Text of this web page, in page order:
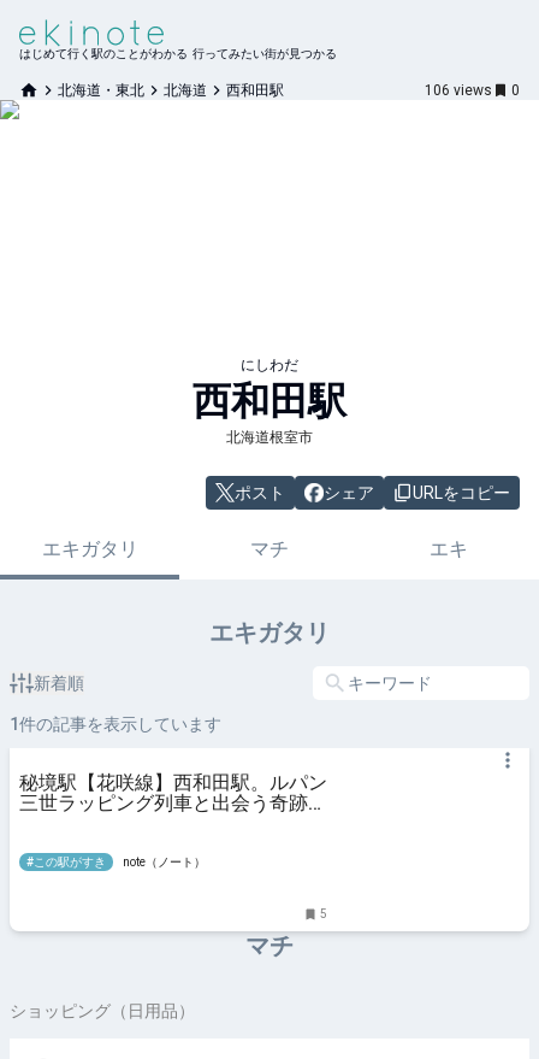
はじめて行く駅のことがわかる 行ってみたい街が見つかる
北海道・東北 北海道 西和田駅 106 views 0
にしわだ
西和田駅
北海道根室市
ポスト シェア URLをコピー
エキガタリ マチ エキ
エキガタリ
新着順
1件の記事を表示しています
秘境駅【花咲線】西和田駅。ルパン
三世ラッピング列車と出会う奇跡。
#この駅がすき note（ノート）
5
マチ
ショッピング（日用品）